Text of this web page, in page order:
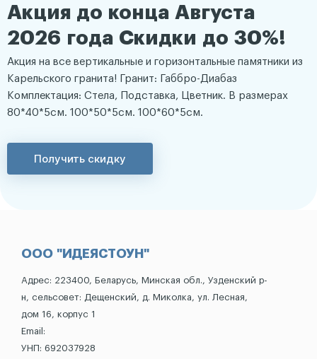
Акция до конца Августа
2026 года Скидки до 30%!
Акция на все вертикальные и горизонтальные памятники из
Карельского гранита! Гранит: Габбро-Диабаз
Комплектация: Стела, Подставка, Цветник. В размерах
80*40*5см. 100*50*5см. 100*60*5см.
Получить скидку
ООО "ИДЕЯСТОУН"
Адрес: 223400, Беларусь, Минская обл., Узденский р-
н, сельсовет: Дещенский, д. Миколка, ул. Лесная,
дом 16, корпус 1
Email:
УНП: 692037928